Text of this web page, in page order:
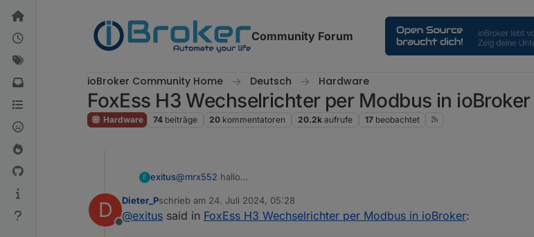
Weiter zum Inhalt
Community Forum
ioBroker Community Home Deutsch Hardware
FoxEss H3 Wechselrichter per Modbus in ioBroker
Hardware 74 beiträge 20 kommentatoren 20.2k aufrufe 17 beobachtet
E exitus@mrx552 hallo
elfin firmware 1.44.1
ich bekomme keine verbindung adapter bleibt gelb was mache ich falsch???
Habe am wechselrichter pin1 auf elfin A pin 2 auf Elfin B
D
Offline
Dieter_Pschrieb am 24. Juli 2024, 05:28
zuletzt editiert von
@exitus said in FoxEss H3 Wechselrichter per Modbus in ioBroker: